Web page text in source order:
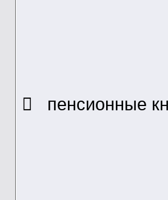
 пенсионные